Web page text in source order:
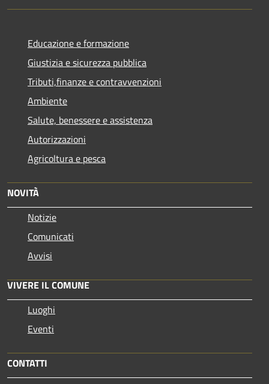
Educazione e formazione
Giustizia e sicurezza pubblica
Tributi,finanze e contravvenzioni
Ambiente
Salute, benessere e assistenza
Autorizzazioni
Agricoltura e pesca
NOVITÀ
Notizie
Comunicati
Avvisi
VIVERE IL COMUNE
Luoghi
Eventi
CONTATTI